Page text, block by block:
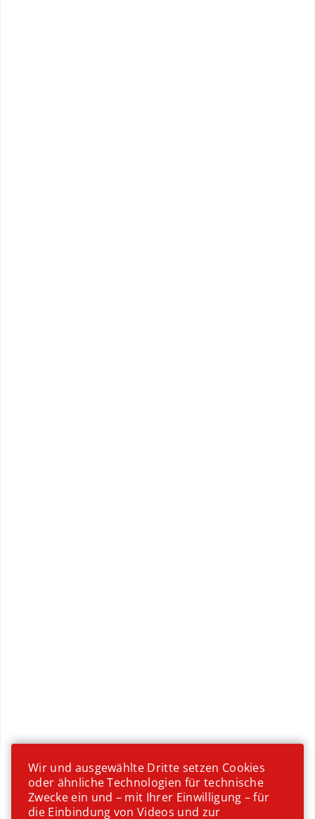
Wir und ausgewählte Dritte setzen Cookies
oder ähnliche Technologien für technische
Zwecke ein und – mit Ihrer Einwilligung – für
die Einbindung von Videos und zur